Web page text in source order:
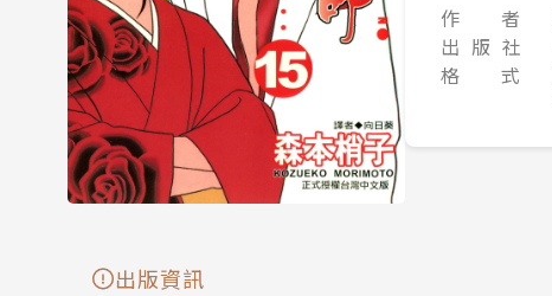
作 者
出 版 社
格 式
出版資訊